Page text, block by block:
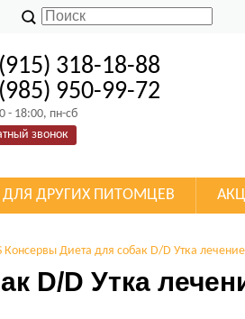
318-18-88
950-99-72
- 18:00, пн-сб
звонок
ДРУГИХ ПИТОМЦЕВ
Консервы Диета для собак D/D Утка
D/D Утка